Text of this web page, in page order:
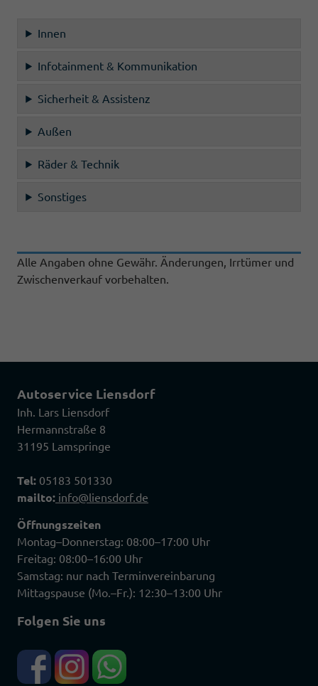
Innen
Infotainment & Kommunikation
Sicherheit & Assistenz
Außen
Räder & Technik
Sonstiges
Alle Angaben ohne Gewähr. Änderungen, Irrtümer und
Zwischenverkauf vorbehalten.
Autoservice Liensdorf
Inh. Lars Liensdorf
Hermannstraße 8
31195 Lamspringe
Tel: 05183 501330
mailto: info@liensdorf.de
Öffnungszeiten
Montag–Donnerstag: 08:00–17:00 Uhr
Freitag: 08:00–16:00 Uhr
Samstag: nur nach Terminvereinbarung
Mittagspause (Mo.–Fr.): 12:30–13:00 Uhr
Folgen Sie uns